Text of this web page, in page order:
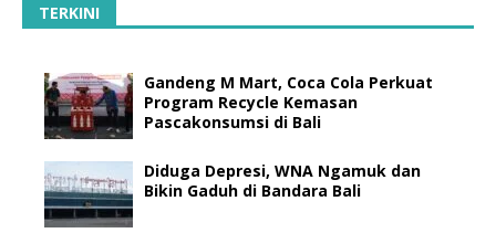
TERKINI
Gandeng M Mart, Coca Cola Perkuat
Program Recycle Kemasan
Pascakonsumsi di Bali
Diduga Depresi, WNA Ngamuk dan
Bikin Gaduh di Bandara Bali